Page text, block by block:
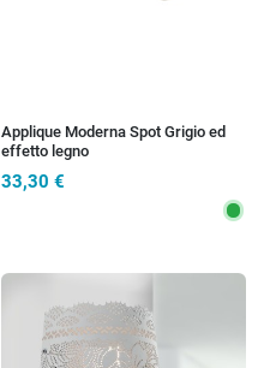
Applique Moderna Spot Grigio ed
effetto legno
33,30 €